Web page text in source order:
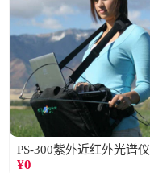
PS-300紫外近红外光谱仪
¥0